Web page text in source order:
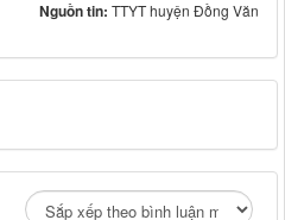
Nguồn tin: TTYT huyện Đồng Văn